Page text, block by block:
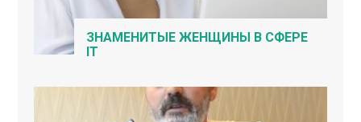
ЗНАМЕНИТЫЕ ЖЕНЩИНЫ В СФЕРЕ
IT